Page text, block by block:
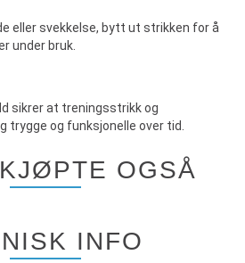
eller svekkelse, bytt ut strikken for å
under bruk.
sikrer at treningsstrikk og
trygge og funksjonelle over tid.
OGSÅ
INFO